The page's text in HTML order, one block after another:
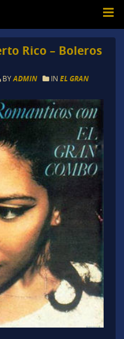
Rico – Boleros
BYADMIN IN EL GRAN